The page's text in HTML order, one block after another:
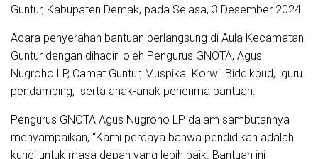
Guntur, Kabupaten Demak, pada Selasa, 3 Desember 2024.
Acara penyerahan bantuan berlangsung di Aula Kecamatan
Guntur dengan dihadiri oleh Pengurus GNOTA, Agus
Nugroho LP, Camat Guntur, Muspika Korwil Biddikbud, guru
pendamping, serta anak-anak penerima bantuan.
Pengurus GNOTA Agus Nugroho LP dalam sambutannya
menyampaikan, “Kami percaya bahwa pendidikan adalah
kunci untuk masa depan yang lebih baik. Bantuan ini